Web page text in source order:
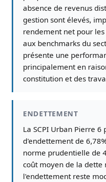
absence de revenus
gestion sont élevés,
rendement net pour
aux benchmarks du
présente une
principalement en
constitution et des
ENDETTEMENT
La SCPI Urban Pierre
d'endettement de
norme prudentielle de
coût moyen de la dette
l'endettement reste